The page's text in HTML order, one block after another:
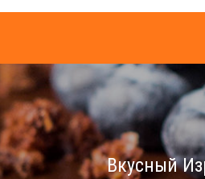
Вкусный